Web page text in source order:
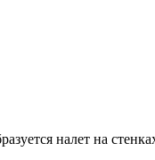
налет на